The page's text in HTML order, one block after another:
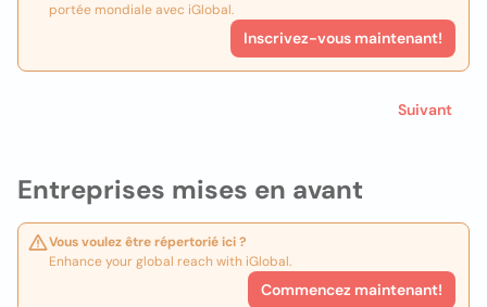
Entreprises mises en avant
Vous voulez être répertorié ici ?
Enhance your global reach with iGlobal.
Commencez maintenant!
portée mondiale avec iGlobal.
Inscrivez-vous maintenant!
Suivant